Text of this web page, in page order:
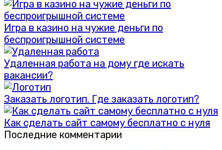
Игра в казино на чужие деньги по
беспроигрышной системе
Удаленная работа на дому где искать
вакансии?
Заказать логотип. Где заказать логотип?
Как сделать сайт самому бесплатно с нуля
Последние комментарии